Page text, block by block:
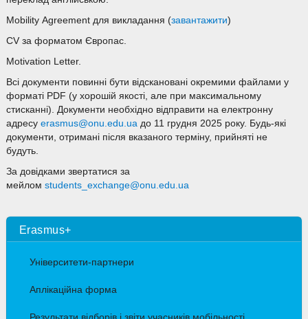
Mobility Agreement для викладання (завантажити)
CV за форматом Європас.
Motivation Letter.
Всі документи повинні бути відскановані окремими файлами у
форматі PDF (у хорошій якості, але при максимальному
стисканні). Документи необхідно відправити на електронну
адресу erasmus@onu.edu.uaдо 11 грудня 2025 року. Будь-які
документи, отримані після вказаного терміну, прийняті не
будуть.
За довідками звертатися за
мейлом students_exchange@onu.edu.ua
Erasmus+
Університети-партнери
Аплікаційна форма